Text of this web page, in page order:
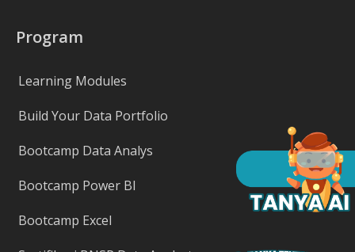
Program
Learning Modules
Build Your Data Portfolio
Bootcamp Data Analys
Bootcamp Power BI
Bootcamp Excel